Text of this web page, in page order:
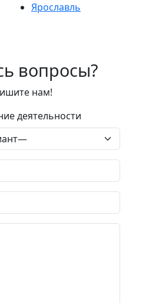
Ярославль
вопросы?
нам!
деятельности